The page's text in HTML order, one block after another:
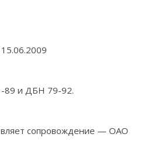
89 и ДБН 79-92.
сопровождение — ОАО